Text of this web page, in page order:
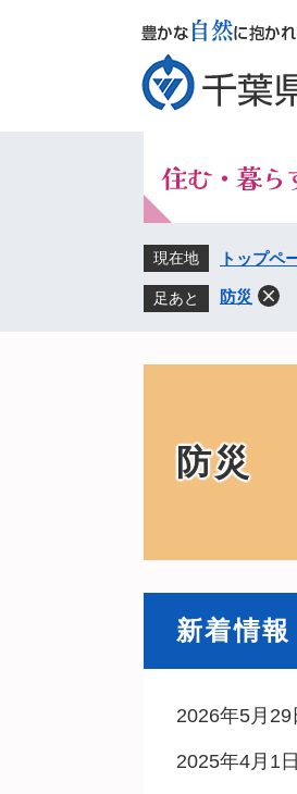
現在地 トップペ
足あと 防災
防災
新着情報
2026年5月29
2025年4月1